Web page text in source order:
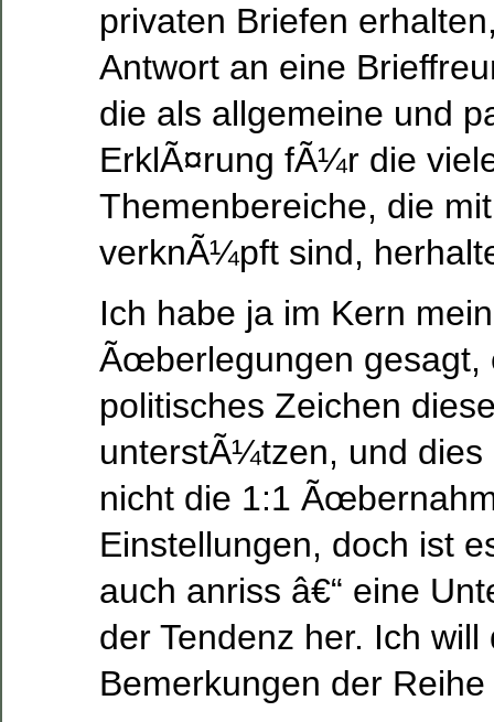
privaten Briefen
Antwort an eine
die als allgemeine und
ErklÃ¤rung fÃ¼r die
Themenbereiche, die
verknÃ¼pft sind,
Ich habe ja im Kern
Ãœberlegungen gesagt,
politisches Zeichen
unterstÃ¼tzen, und dies
nicht die 1:1
Einstellungen, doch ist
auch anriss â€“ eine
der Tendenz her. Ich
Bemerkungen der